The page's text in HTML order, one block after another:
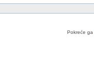
Pokreće ga